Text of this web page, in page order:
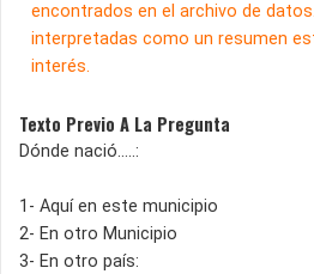
encontrados en el archivo de
interpretadas como un resumen
interés.
Texto Previo A La Pregunta
Dónde nació…..:
1- Aquí en este municipio
2- En otro Municipio
3- En otro país: